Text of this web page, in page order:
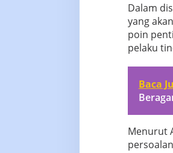
Dalam
yang
poin
pelaku
Baca
Menurut